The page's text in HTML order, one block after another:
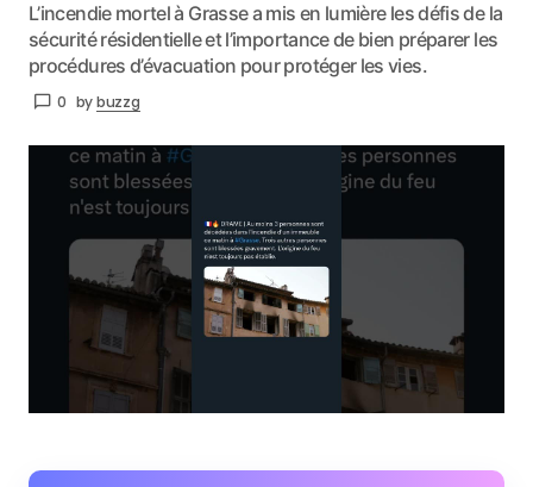
L’incendie mortel à Grasse a mis en lumière les défis de la
sécurité résidentielle et l’importance de bien préparer les
procédures d’évacuation pour protéger les vies.
0 bybuzzg